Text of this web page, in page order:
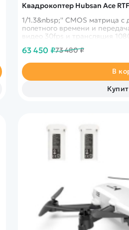
Квадрокоптер Hubsan Ace
1/1.3&nbsp;'' CMOS матрица
полетного времени и
видео 30fps и трансляция
63 450 ₽73 480 ₽
В